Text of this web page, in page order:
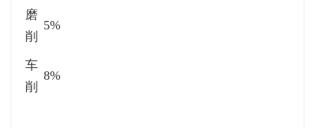
磨
削
5%
车
削
8%